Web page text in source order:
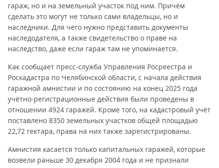
гараж, но и на земельный участок под ним. Причём
сделать это могут не только сами владельцы, но и
наследники. Для чего нужно представить документы
наследодателя, а также свидетельство о праве на
наследство, даже если гараж там не упоминается.
Как сообщает пресс-служба Управления Росреестра и
Роскадастра по Челябинской области, с начала действия
гаражной амнистии и по состоянию на конец 2025 года
учётно-регистрационные действия были проведены в
отношении 4924 гаражей. Кроме того, на кадастровый учёт
поставлено 8350 земельных участков общей площадью
22,72 гектара, права на них также зарегистрированы.
Амнистия касается только капитальных гаражей, которые
возвели раньше 30 декабря 2004 года и не признали